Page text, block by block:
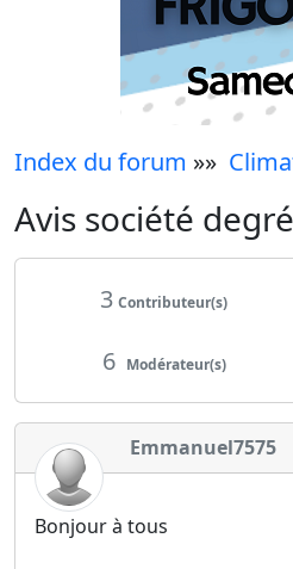
Index du forum »»
Avis société
3 Contributeur(s)
6 Modérateur(s)
Emmanuel7575
Bonjour à tous